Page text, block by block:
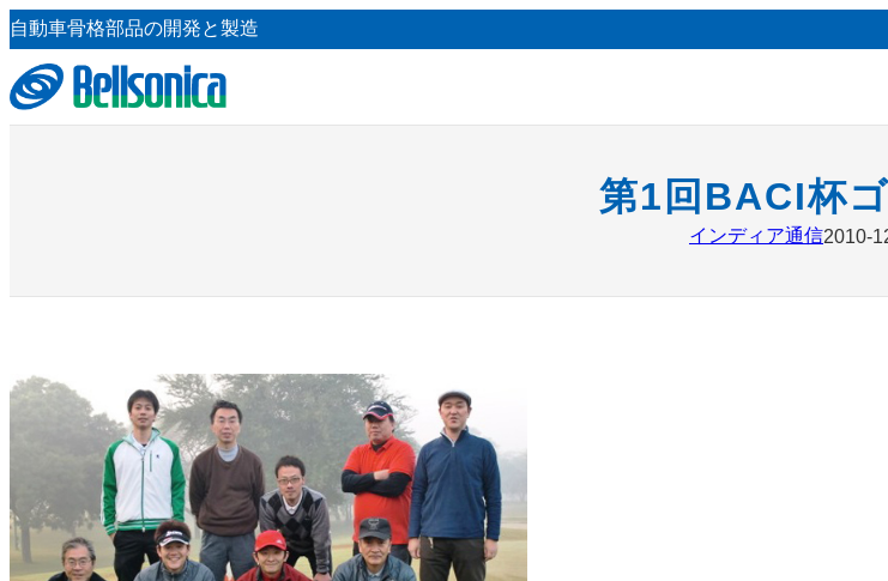
内
容
を
ス
キ
自動車骨格部品の開発と製造
第1回BACI杯
インディア通信2010-